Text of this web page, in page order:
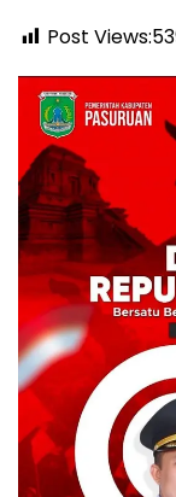
Post